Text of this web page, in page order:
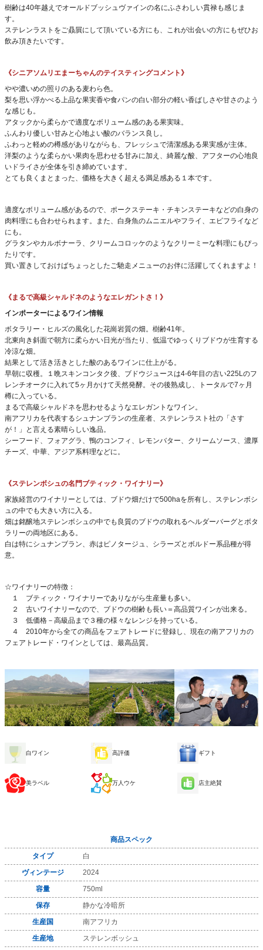
樹齢は40年越えでオールドブッシュヴァインの名にふさわしい貫禄も感じま
す。
ステレンラストをご贔屓にして頂いている方にも、これが出会いの方にもぜひお
飲み頂きたいです。
《シニアソムリエまーちゃんのテイスティングコメント》
やや濃いめの照りのある麦わら色。
梨を思い浮かべる上品な果実香や食パンの白い部分の軽い香ばしさや甘さのよう
な感じも。
アタックから柔らかで適度なボリューム感のある果実味。
ふんわり優しい甘みと心地よい酸のバランス良し。
ふわっと軽めの樽感がありながらも、フレッシュで清潔感ある果実感が主体。
洋梨のような柔らかい果肉を思わせる甘みに加え、綺麗な酸、アフターの心地良
いドライさが全体を引き締めています。
とても良くまとまった、価格を大きく超える満足感ある１本です。
適度なボリューム感があるので、ポークステーキ・チキンステーキなどの白身の
肉料理にも合わせられます。また、白身魚のムニエルやフライ、エビフライなど
にも。
グラタンやカルボナーラ、クリームコロッケのようなクリーミーな料理にもぴっ
たりです。
買い置きしておけばちょっとしたご馳走メニューのお伴に活躍してくれますよ！
《まるで高級シャルドネのようなエレガントさ！》
インポーターによるワイン情報
ボタラリー・ヒルズの風化した花崗岩質の畑。樹齢41年。
北東向き斜面で朝方に柔らかい日光が当たり、低温でゆっくりブドウが生育する
冷涼な畑。
結果として活き活きとした酸のあるワインに仕上がる。
早朝に収穫。１晩スキンコンタク後、ブドウジュースは4-6年目の古い225Lのフ
レンチオークに入れて5ヶ月かけて天然発酵。その後熟成し、トータルで7ヶ月
樽に入っている。
まるで高級シャルドネを思わせるようなエレガントなワイン。
南アフリカを代表するシュナンブランの生産者、ステレンラスト社の「さす
が！」と言える素晴らしい逸品。
シーフード、フォアグラ、鴨のコンフィ、レモンバター、クリームソース、濃厚
チーズ、中華、アジア系料理などに。
《ステレンボシュの名門ブティック・ワイナリー》
家族経営のワイナリーとしては、ブドウ畑だけで500haを所有し、ステレンボシ
ュの中でも大きい方に入る。
畑は銘醸地ステレンボシュの中でも良質のブドウの取れるヘルダーバーグとボタ
ラリーの両地区にある。
白は特にシュナンブラン、赤はピノタージュ、シラーズとボルドー系品種が得
意。
☆ワイナリーの特徴：
１ ブティック・ワイナリーでありながら生産量も多い。
２ 古いワイナリーなので、ブドウの樹齢も長い＝高品質ワインが出来る。
３ 低価格－高級品まで３種の様々なレンジを持っている。
４ 2010年から全ての商品をフェアトレードに登録し、現在の南アフリカの
フェアトレード・ワインとしては、最高品質。
白ワイン 高評価 ギフト
美ラベル 万人ウケ 店主絶賛
商品スペック
タイプ
白
ヴィンテージ
2024
容量
750ml
保存
静かな冷暗所
生産国
南アフリカ
生産地
ステレンボッシュ